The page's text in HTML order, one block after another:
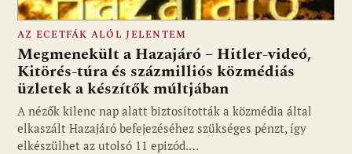
Fotó: media1.hu
AZ ECETFÁK ALÓL JELENTEM
Megmenekült a Hazajáró – Hitler-videó,
Kitörés-túra és százmilliós közmédiás
üzletek a készítők múltjában
A nézők kilenc nap alatt biztosították a közmédia által
elkaszált Hazajáró befejezéséhez szükséges pénzt, így
elkészülhet az utolsó 11 epizód.…